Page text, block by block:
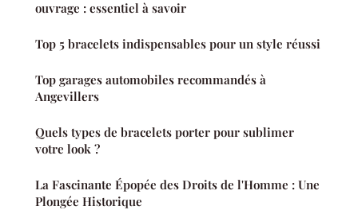
ouvrage : essentiel à savoir
Top 5 bracelets indispensables pour un style réussi
Top garages automobiles recommandés à
Angevillers
Quels types de bracelets porter pour sublimer
votre look ?
La Fascinante Épopée des Droits de l'Homme : Une
Plongée Historique